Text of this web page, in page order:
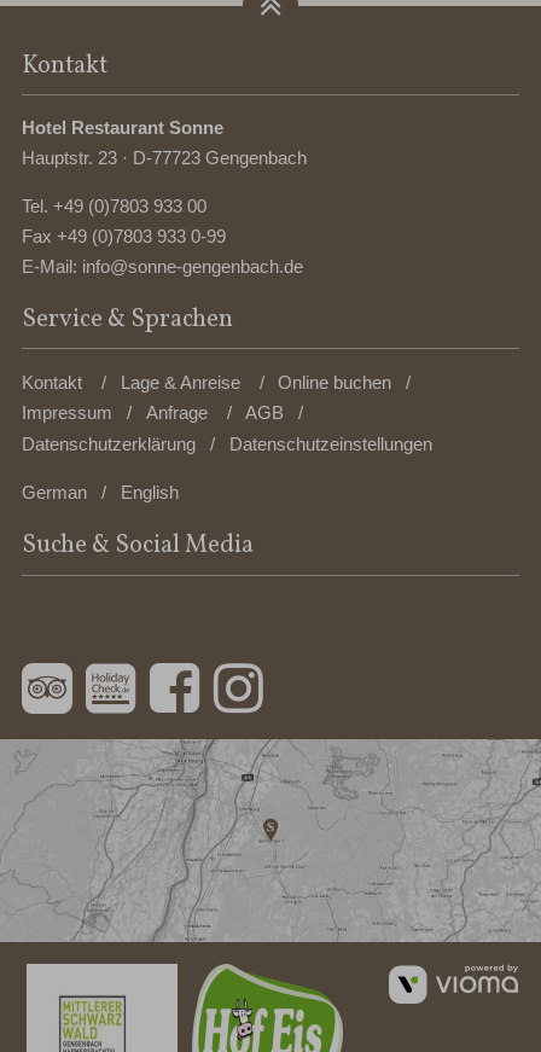
Kontakt
Hotel Restaurant Sonne
Hauptstr. 23 · D-77723 Gengenbach
Tel.+49 (0)7803 933 00
Fax +49 (0)7803 933 0-99
E-Mail: info@sonne-gengenbach.de
Service & Sprachen
Kontakt Lage & Anreise
Online buchen
Impressum
Anfrage
AGB
Datenschutzerklärung
Datenschutzeinstellungen
German English
Suche & Social Media